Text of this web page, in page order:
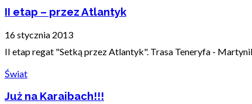
II etap – przez Atlantyk
16 stycznia 2013
II etap regat "Setką przez Atlantyk". Trasa Teneryfa -
Świat
Już na Karaibach!!!